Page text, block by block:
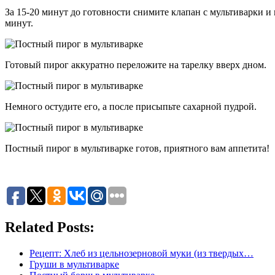
За 15-20 минут до готовности снимите клапан с мультиварки
минут.
Готовый пирог аккуратно переложите на тарелку вверх дном.
Немного остудите его, а после присыпьте сахарной пудрой.
Постный пирог в мультиварке готов, приятного вам аппетита!
Related Posts:
Рецепт: Хлеб из цельнозерновой муки (из твердых…
Груши в мультиварке